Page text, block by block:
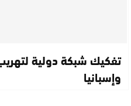
تفكيك شبكة دولية
وإسبانيا